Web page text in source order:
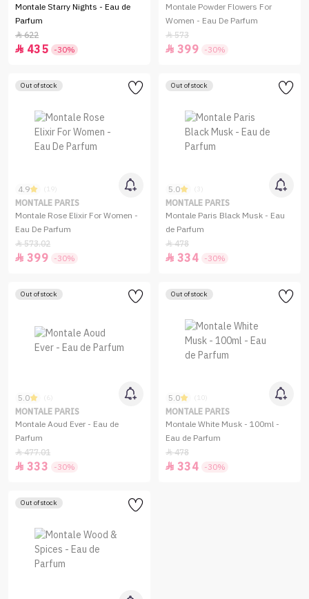
Montale Starry Nights - Eau de
Parfum
622
 435 -30%
Montale Powder Flowers For
Women - Eau De Parfum
573
 399 -30%
Out of stock
4.9 (19)
MONTALE PARIS
Montale Rose Elixir For Women -
Eau De Parfum
573.02
 399 -30%
Out of stock
5.0 (3)
MONTALE PARIS
Montale Paris Black Musk - Eau
de Parfum
478
 334 -30%
Out of stock
5.0
MONTALE PARIS
Montale Aoud Ever - Eau de
Parfum
477.01
 333 -30%
Out of stock
5.0 (10)
MONTALE PARIS
Montale White Musk - 100ml -
Eau de Parfum
478
 334 -30%
Out of stock